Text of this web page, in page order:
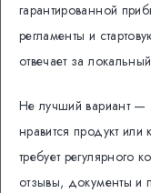
гарантированной
регламенты и
отвечает за
Не лучший вариант —
нравится продукт
требует регулярного
отзывы, документы и